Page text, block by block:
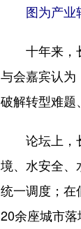
图为产业转
十年来，长
与会嘉宾认为
破解转型难题
论坛上，长
境、水安全、
统一调度；在
20余座城市